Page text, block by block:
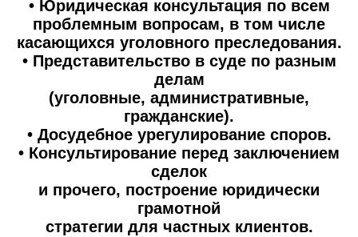
• Юридическая консультация по всем
проблемным вопросам, в том числе
касающихся уголовного преследования.
• Представительство в суде по разным
делам
(уголовные, административные,
гражданские).
• Досудебное урегулирование споров.
• Консультирование перед заключением
сделок
и прочего, построение юридически
грамотной
стратегии для частных клиентов.